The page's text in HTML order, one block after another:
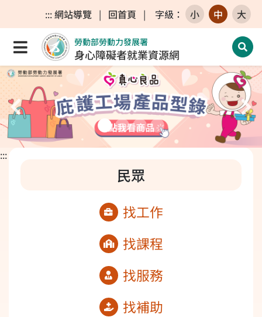
跳至主要內容區
跳至主要選單
跳至網站搜尋
:::網站導覽 | 回首頁 | 字級 ： 小 中 大
點選開啟選單
勞動部勞動力發展署
身心障礙者就業資源網 開
上一張投影片 下
:::
民眾
找工作
找課程
找服務
找補助